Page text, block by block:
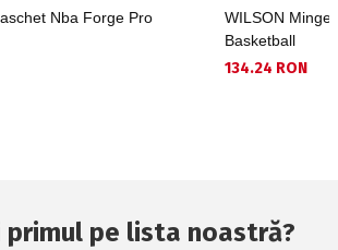
Nba Forge Pro
WILSON Minge
Basketball
134.24 RON
primul pe lista noastră?